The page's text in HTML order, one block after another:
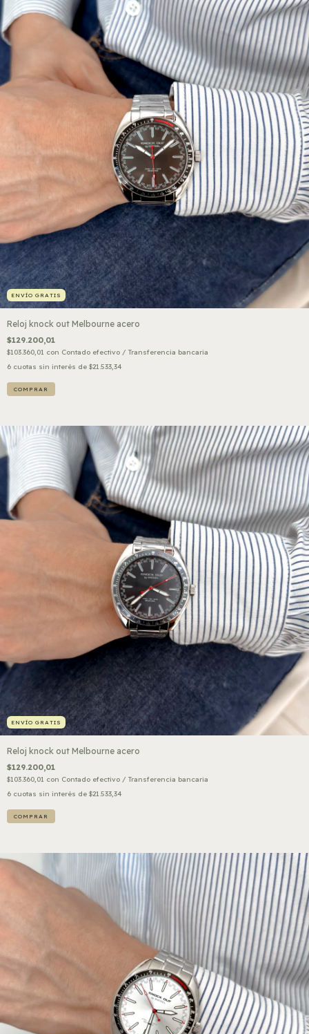
ENVÍO GRATIS
Reloj knock out Melbourne acero
$129.200,01
$103.360,01 con Contado efectivo / Transferencia bancaria
6 cuotas sin interés de $21.533,34
ENVÍO GRATIS
Reloj knock out Melbourne acero
$129.200,01
$103.360,01 con Contado efectivo / Transferencia bancaria
6 cuotas sin interés de $21.533,34